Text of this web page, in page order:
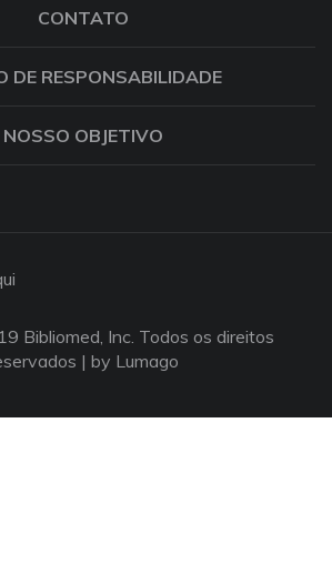
CONTATO
DE RESPONSABILIDADE
NOSSO OBJETIVO
Bibliomed, Inc. Todos os direitos
| by Lumago